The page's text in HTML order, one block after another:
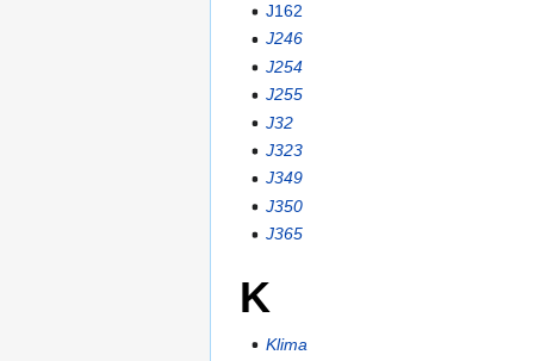
J162
J246
J254
J255
J32
J323
J349
J350
J365
K
Klima